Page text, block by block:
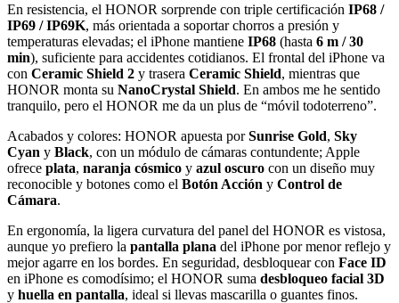
En resistencia, el HONOR sorprende con triple certificación IP68 /
IP69 / IP69K, más orientada a soportar chorros a presión y
temperaturas elevadas; el iPhone mantiene IP68 (hasta 6 m / 30
min), suficiente para accidentes cotidianos. El frontal del iPhone va
con Ceramic Shield 2 y trasera Ceramic Shield, mientras que
HONOR monta su NanoCrystal Shield. En ambos me he sentido
tranquilo, pero el HONOR me da un plus de “móvil todoterreno”.
Acabados y colores: HONOR apuesta porSunrise Gold, Sky
Cyan y Black, con un módulo de cámaras contundente; Apple
ofrece plata, naranja cósmico y azul oscuro con un diseño muy
reconocible y botones como el Botón Acción y Control de
Cámara.
En ergonomía, la ligera curvatura del panel del HONOR es vistosa,
aunque yo prefiero la pantalla plana del iPhone por menor reflejo y
mejor agarre en los bordes. En seguridad, desbloquear con Face ID
en iPhone es comodísimo; el HONOR suma desbloqueo facial 3D
y huella en pantalla, ideal si llevas mascarilla o guantes finos.